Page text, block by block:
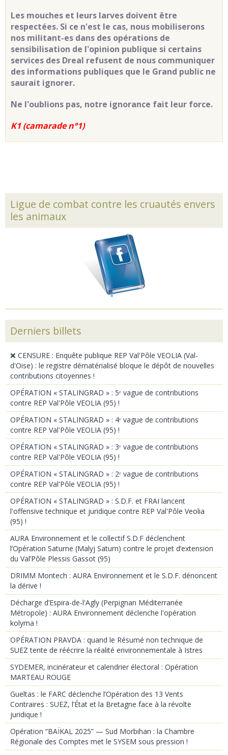
Les mouches et leurs larves doivent être
respectées. Si ce n'est le cas, nous mobiliserons
nos militant-es dans des opérations de
sensibilisation de l'opinion publique si certains
services des Dreal refusent de nous communiquer
des informations publiques que le Grand public ne
saurait ignorer.
Ne l'oublions pas, notre ignorance fait leur force.
K1 (camarade n°1)
Ligue de combat contre les cruautés envers
les animaux
Derniers billets
❌ CENSURE : Enquête publique REP Val'Pôle VEOLIA (Val-
d'Oise) : le registre dématérialisé bloque le dépôt de nouvelles
contributions citoyennes !
OPÉRATION « STALINGRAD » : 5ᵉ vague de contributions
contre REP Val'Pôle VEOLIA (95) !
OPÉRATION « STALINGRAD » : 4ᵉ vague de contributions
contre REP Val'Pôle VEOLIA (95) !
OPÉRATION « STALINGRAD » : 3ᵉ vague de contributions
contre REP Val'Pôle VEOLIA (95) !
OPÉRATION « STALINGRAD » : 2ᵉ vague de contributions
contre REP Val'Pôle VEOLIA (95) !
OPÉRATION « STALINGRAD » : S.D.F. et FRAI lancent
l'offensive technique et juridique contre REP Val'Pôle Veolia
(95) !
AURA Environnement et le collectif S.D.F déclenchent
l’Opération Saturne (Malyj Saturn) contre le projet d’extension
du Val’Pôle Plessis Gassot (95)
DRIMM Montech : AURA Environnement et le S.D.F. dénoncent
la dérive !
Décharge d’Espira-de-l'Agly (Perpignan Méditerranée
Métropole) : AURA Environnement déclenche l'opération
kolyma !
OPÉRATION PRAVDA : quand le Résumé non technique de
SUEZ tente de réécrire la réalité environnementale à Istres
SYDEMER, incinérateur et calendrier électoral : Opération
MARTEAU ROUGE
Gueltas : le FARC déclenche l’Opération des 13 Vents
Contraires : SUEZ, l’État et la Bretagne face à la révolte
juridique !
Opération “BAÏKAL 2025” — Sud Morbihan : la Chambre
Régionale des Comptes met le SYSEM sous pression !